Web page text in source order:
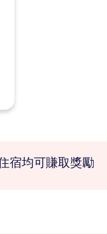
宿均可賺取獎勵